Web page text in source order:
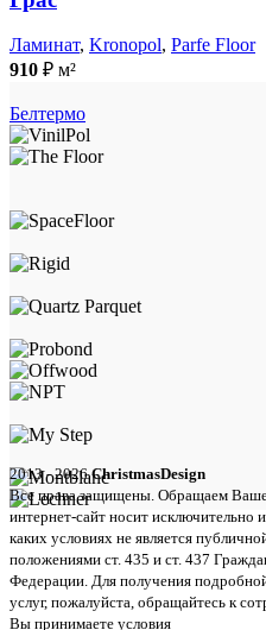
Ламинат, Kronopol, Parfe Floor
910 ₽ м²
Белтермо
2013 - 2026ChristmasDesign
Все права защищены. Обращаем
интернет-сайт носит
каких условиях не является
положениями ст. 435 и ст. 437
Федерации. Для получения
услуг, пожалуйста, обращайтесь к
Вы принимаете условия